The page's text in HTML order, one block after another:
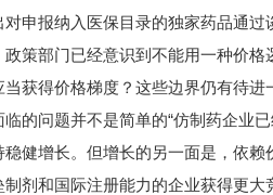
对申报纳入医保目录的独家药品通
部门已经意识到不能用一种价格
获得价格梯度？这些边界仍有待进
问题并不是简单的“仿制药企业已
稳健增长。但增长的另一面是，依
剂和国际注册能力的企业获得更大